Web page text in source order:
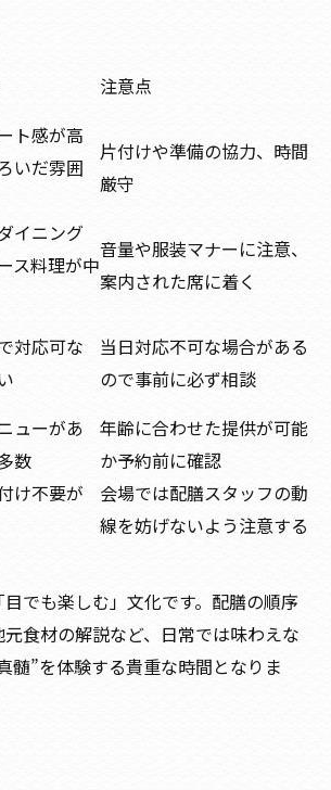
注意点
ト感が高
いだ雰囲
片付けや準備の協力、時間
厳守
イニング
ス料理が中
音量や服装マナーに注意、
案内された席に着く
対応可な
当日対応不可な場合がある
ので事前に必ず相談
ューがあ
数
年齢に合わせた提供が可能
か予約前に確認
け不要が
会場では配膳スタッフの動
線を妨げないよう注意する
でも楽しむ」文化です。配膳の順序
食材の解説など、日常では味わえな
髄”を体験する貴重な時間となりま